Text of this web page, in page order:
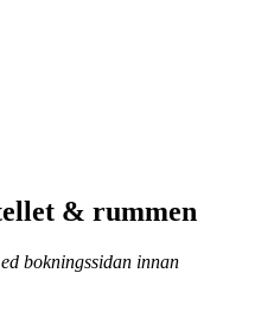
& rummen
bokningssidan innan